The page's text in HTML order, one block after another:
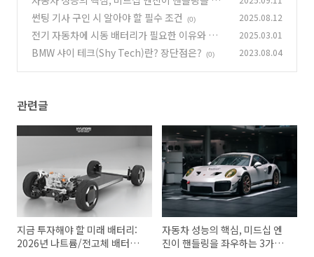
우하는 3가지 이유
(0)
썬팅 기사 구인 시 알아야 할 필수 조건 (0) 2025.08.12
전기 자동차에 시동 배터리가 필요한 이유와 역할
(0)
2025.03.01
BMW 샤이 테크(Shy Tech)란? 장단점은? (0) 2023.08.04
관련글
지금 투자해야 할 미래 배터리:
2026년 나트륨/전고체 배터리
자동차 성능의 핵심, 미드십 엔
진이 핸들링을 좌우하는 3가지